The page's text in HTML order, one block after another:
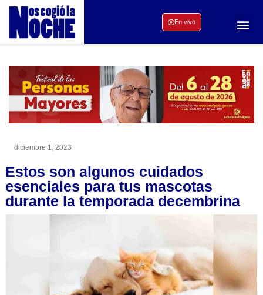
En vivo
diciembre 1, 2023
Estos son algunos cuidados
esenciales para tus mascotas
durante la temporada decembrina